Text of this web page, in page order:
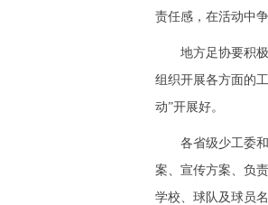
责任感，在活动中
地方足协要积极
组织开展各方面的
动”开展好。
各省级少工委和
案、宣传方案、负
学校、球队及球员